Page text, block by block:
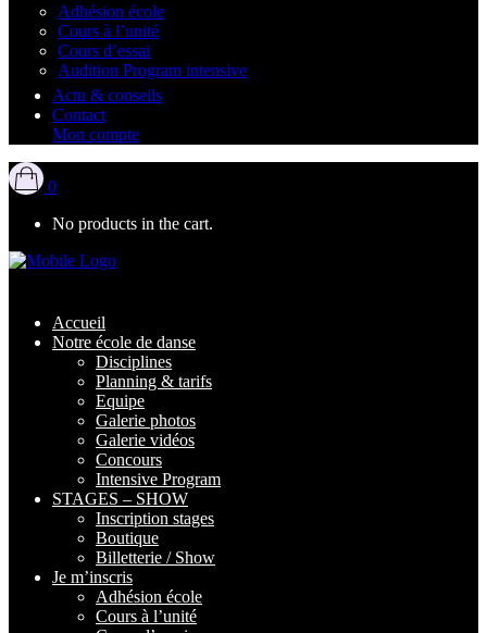
Adhésion école
Cours à l’unité
Cours d’essai
Audition Program intensive
Actu & conseils
Contact
Mon compte
0
No products in the cart.
Accueil
Notre école de danse
Disciplines
Planning & tarifs
Equipe
Galerie photos
Galerie vidéos
Concours
Intensive Program
STAGES – SHOW
Inscription stages
Boutique
Billetterie / Show
Je m’inscris
Adhésion école
Cours à l’unité